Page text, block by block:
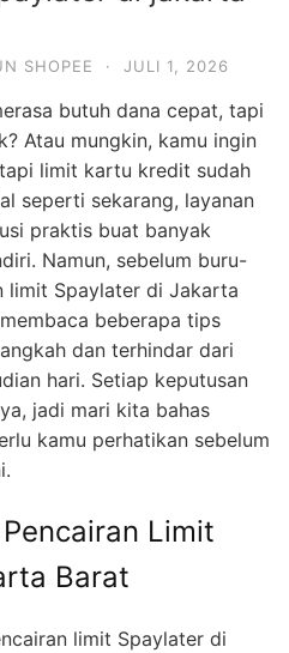
SHOPEE · JULI 1, 2026
butuh dana cepat, tapi
Atau mungkin, kamu ingin
limit kartu kredit sudah
seperti sekarang, layanan
praktis buat banyak
Namun, sebelum buru-
limit Spaylater di Jakarta
beberapa tips
dan terhindar dari
hari. Setiap keputusan
jadi mari kita bahas
kamu perhatikan sebelum
Limit
Barat
limit Spaylater di